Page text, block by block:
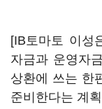
[IB토마토 이성
자금과 운영자
상환에 쓰는 한
준비한다는 계